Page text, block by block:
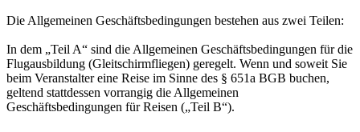
Die Allgemeinen Geschäftsbedingungen bestehen aus zwei Teilen:
In dem „Teil A“ sind die Allgemeinen Geschäftsbedingungen für die
Flugausbildung (Gleitschirmfliegen) geregelt. Wenn und soweit Sie
beim Veranstalter eine Reise im Sinne des § 651a BGB buchen,
geltend stattdessen vorrangig die Allgemeinen
Geschäftsbedingungen für Reisen („Teil B“).